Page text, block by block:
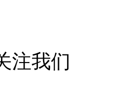
注我们